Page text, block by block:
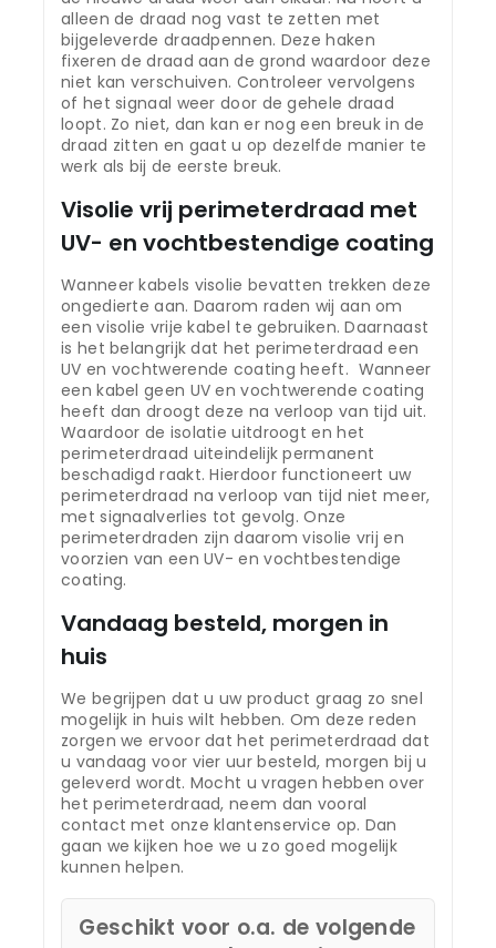
alleen de draad nog vast te zetten met
bijgeleverde draadpennen. Deze haken
fixeren de draad aan de grond waardoor deze
niet kan verschuiven. Controleer vervolgens
of het signaal weer door de gehele draad
loopt. Zo niet, dan kan er nog een breuk in de
draad zitten en gaat u op dezelfde manier te
werk als bij de eerste breuk.
Visolie vrij perimeterdraad met
UV- en vochtbestendige coating
Wanneer kabels visolie bevatten trekken deze
ongedierte aan. Daarom raden wij aan om
een visolie vrije kabel te gebruiken. Daarnaast
is het belangrijk dat het perimeterdraad een
UV en vochtwerende coating heeft. Wanneer
een kabel geen UV en vochtwerende coating
heeft dan droogt deze na verloop van tijd uit.
Waardoor de isolatie uitdroogt en het
perimeterdraad uiteindelijk permanent
beschadigd raakt. Hierdoor functioneert uw
perimeterdraad na verloop van tijd niet meer,
met signaalverlies tot gevolg. Onze
perimeterdraden zijn daarom visolie vrij en
voorzien van een UV- en vochtbestendige
coating.
Vandaag besteld, morgen in
huis
We begrijpen dat u uw product graag zo snel
mogelijk in huis wilt hebben. Om deze reden
zorgen we ervoor dat het perimeterdraad dat
u vandaag voor vier uur besteld, morgen bij u
geleverd wordt. Mocht u vragen hebben over
het perimeterdraad, neem dan vooral
contact met onze klantenservice op. Dan
gaan we kijken hoe we u zo goed mogelijk
kunnen helpen.
Geschikt voor o.a. de volgende